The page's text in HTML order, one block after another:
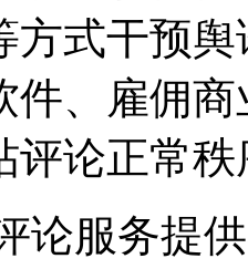
方式干预
件、雇佣
评论正常
论服务提